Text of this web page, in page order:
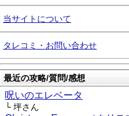
当サイトについて
タレコミ・お問い合わせ
最近の攻略/質問/感想
呪いのエレベータ
└ 坪さん